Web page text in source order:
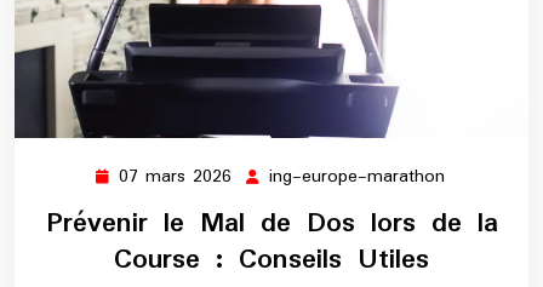
07 mars 2026 07
mars
2026
ing-europe-marathon
europe-
marathon
Prévenir le Mal de Dos lors de la
Course : Conseils Utiles